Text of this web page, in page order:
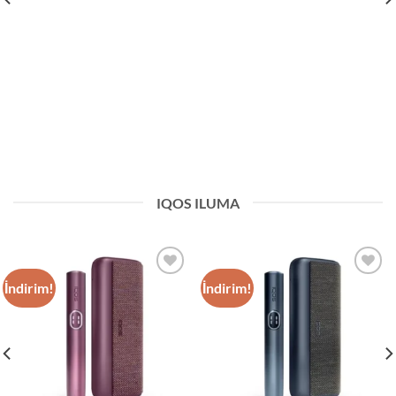
IQOS ILUMA
İndirim! İndirim!